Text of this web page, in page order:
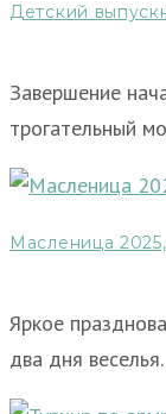
Детский
Завершение
трогательный
Масленица
Яркое
два дня